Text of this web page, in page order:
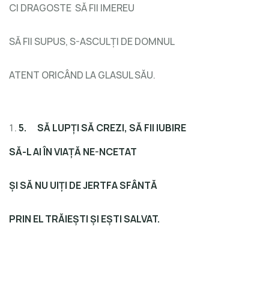
CI DRAGOSTE SĂ FII IMEREU
SĂ FII SUPUS, S-ASCULȚI DE DOMNUL
ATENT ORICÂND LA GLASUL SĂU.
5. SĂ LUPȚI SĂ CREZI, SĂ FII IUBIRE
SĂ-L AI ÎN VIAȚĂ NE-NCETAT
ȘI SĂ NU UIȚI DE JERTFA SFÂNTĂ
PRIN EL TRĂIEȘTI ȘI EȘTI SALVAT.